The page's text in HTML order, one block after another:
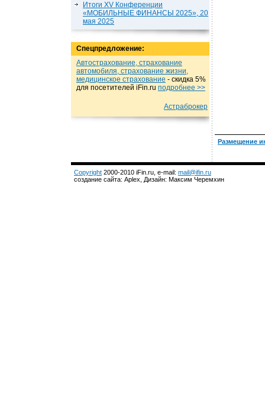
Итоги XV Конференции
«МОБИЛЬНЫЕ ФИНАНСЫ 2025», 20
мая 2025
Спецпредложение:
Автострахование, страхование
автомобиля, страхование жизни,
медицинское страхование - cкидка 5%
для посетителей iFin.ru подробнеe >>
Астраброкер
Размещение
Copyright 2000-2010 iFin.ru, e-mail: mail@ifin.ru
создание сайта: Aplex, Дизайн: Максим Черемхин